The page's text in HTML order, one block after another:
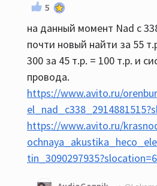
5
на данный момент Nad c
почти новый найти за 55
300 за 45 т.р. = 100 т.р. и
провода.
https://www.avito.ru/
https://www.avito.ru/